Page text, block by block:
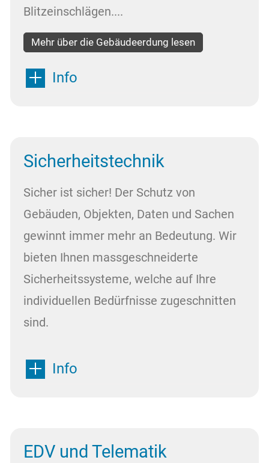
Blitzeinschlägen....
Mehr über die Gebäudeerdung lesen
Info
Sicherheitstechnik
Sicher ist sicher! Der Schutz von
Gebäuden, Objekten, Daten und Sachen
gewinnt immer mehr an Bedeutung. Wir
bieten Ihnen massgeschneiderte
Sicherheitssysteme, welche auf Ihre
individuellen Bedürfnisse zugeschnitten
sind.
Info
EDV und Telematik